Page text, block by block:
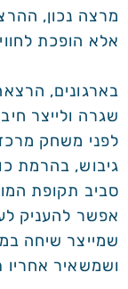
מרצה נכון,
אלא הופכת
בארגונים,
שגרה ולייצר
לפני משחק
גיבוש, בהרמת
סביב תקופת
אפשר להעניק
שמייצר שיחה
ושמשאיר